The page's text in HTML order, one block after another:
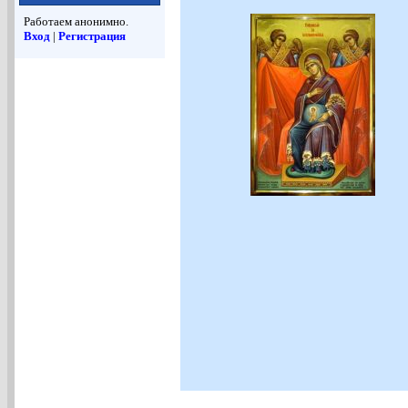
Работаем анонимно.
Вход | Регистрация